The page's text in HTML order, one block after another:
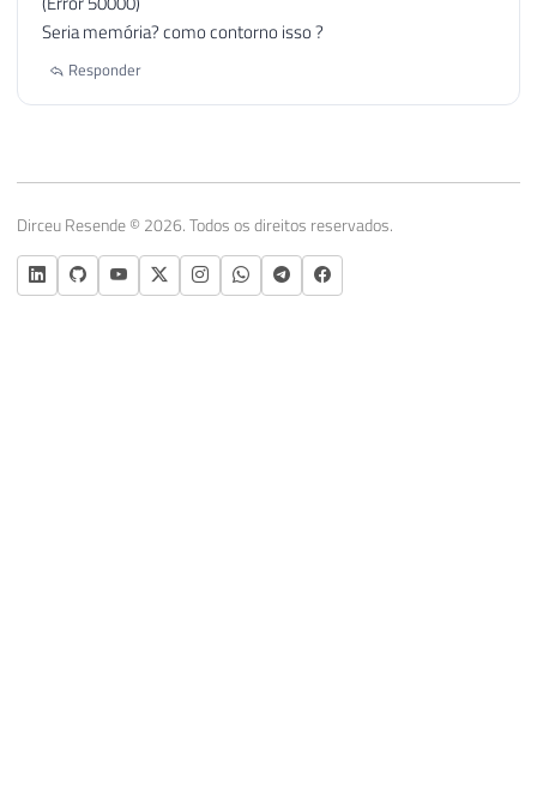
Seria memória? como contorno isso ?
Responder
Dirceu Resende © 2026. Todos os direitos reservados.